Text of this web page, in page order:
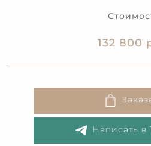
132 800
Написать в